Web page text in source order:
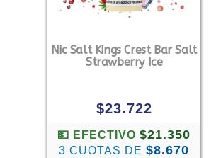
Nic Salt Kings Crest Bar Salt
Strawberry Ice
$23.722
💵 EFECTIVO$21.350
3 CUOTAS DE$8.670